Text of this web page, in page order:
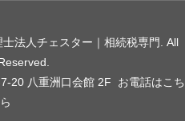
法人チェスター｜相続税専門. All
20 八重洲口会館 2F お電話はこち
ら